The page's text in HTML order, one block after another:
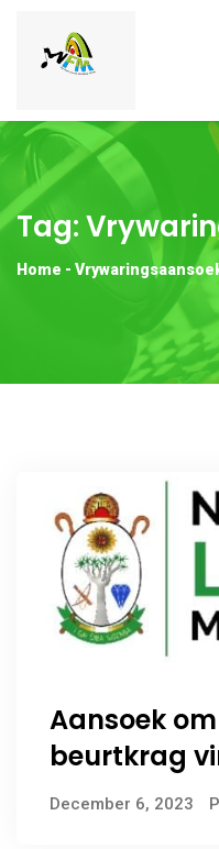
Tag:
Home -
Aansoek
beurtkrag
December 6, 2023